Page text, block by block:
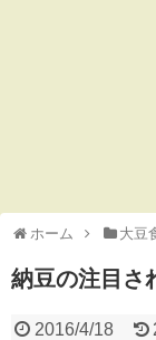
ホーム 大豆
納豆の注目さ
2016/4/18